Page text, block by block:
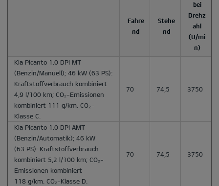
Fahre
nd
Stehe
nd
bei
Drehz
ahl
(U/mi
n)
Kia Picanto 1.0 DPI MT
(Benzin/Manuell); 46 kW (63 PS):
Kraftstoffverbrauch kombiniert
4,9 l/100 km; CO₂-Emissionen
kombiniert 111 g/km. CO₂-
Klasse C.
70 74,5 3750
Kia Picanto 1.0 DPI AMT
(Benzin/Automatik); 46 kW
(63 PS): Kraftstoffverbrauch
kombiniert 5,2 l/100 km; CO₂-
Emissionen kombiniert
118 g/km. CO₂-Klasse D.
70 74,5 3750